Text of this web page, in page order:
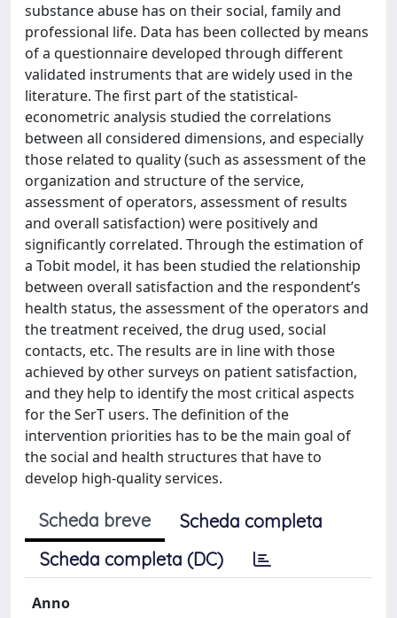
substance abuse has on their social, family and
professional life. Data has been collected by means
of a questionnaire developed through different
validated instruments that are widely used in the
literature. The first part of the statistical-
econometric analysis studied the correlations
between all considered dimensions, and especially
those related to quality (such as assessment of the
organization and structure of the service,
assessment of operators, assessment of results
and overall satisfaction) were positively and
significantly correlated. Through the estimation of
a Tobit model, it has been studied the relationship
between overall satisfaction and the respondent’s
health status, the assessment of the operators and
the treatment received, the drug used, social
contacts, etc. The results are in line with those
achieved by other surveys on patient satisfaction,
and they help to identify the most critical aspects
for the SerT users. The definition of the
intervention priorities has to be the main goal of
the social and health structures that have to
develop high-quality services.
Scheda breve
Scheda completa
Scheda completa (DC)
Anno